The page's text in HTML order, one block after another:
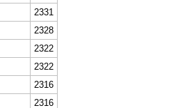
2331
2328
2322
2322
2316
2316